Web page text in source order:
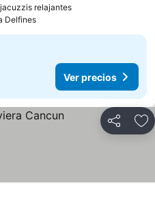
relajantes
Delfines
Ver precios
Compartir